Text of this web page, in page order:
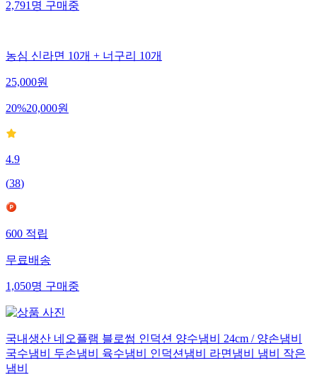
2,791 명 구매중
농심 신라면 10개 + 너구리 10개
25,000원
20%20,000원
4.9
(38)
600 적립
무료배송
1,050명 구매중
국내생산 네오플램 블로썸 인덕션 양수냄비 24cm / 양손냄비
국수냄비 두손냄비 육수냄비 인덕션냄비 라면냄비 냄비 작은
냄비